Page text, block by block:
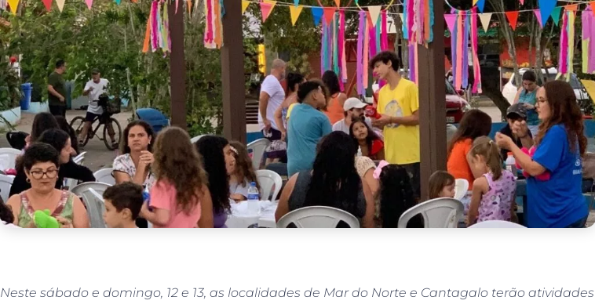
Neste sábado e domingo, 12 e 13, as localidades de Mar do Norte e Cantagalo terão atividades